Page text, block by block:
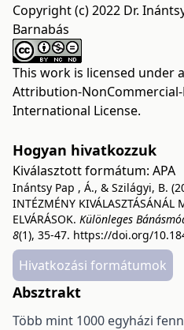
Copyright (c) 2022 Dr.
Barnabás
This work is licensed under a
Attribution-
International License.
Hogyan hivatkozzuk
Kiválasztott formátum: APA
Inántsy Pap , Á., & Szilágyi, B.
INTÉZMÉNY KIVÁLASZTÁSÁNÁL
ELVÁRÁSOK. Különleges
8(1), 35-47. https://doi.org/
Hivatkozási formátumok
Absztrakt
Több mint 1000 egyházi